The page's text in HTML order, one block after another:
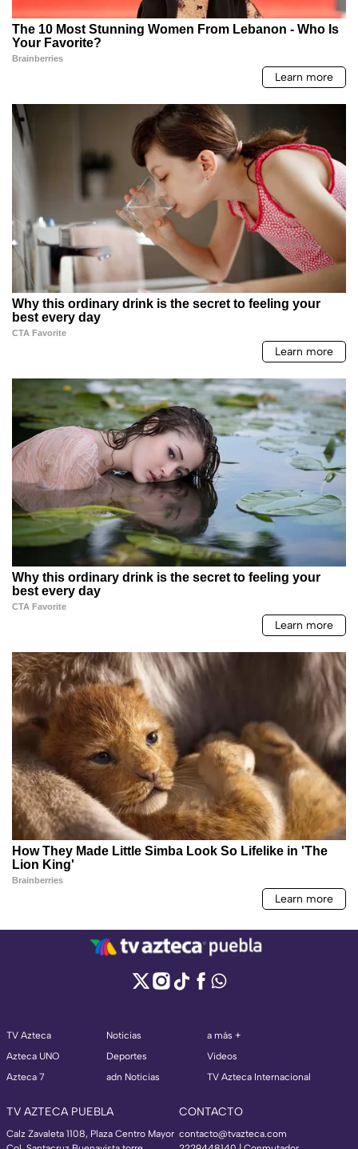
TV Azteca
Azteca UNO
Azteca 7
Noticias
Deportes
adn Noticias
a más +
Videos
TV Azteca Internacional
TV AZTECA PUEBLA
Calz Zavaleta 1108, Plaza Centro Mayor
CONTACTO
contacto@tvazteca.com